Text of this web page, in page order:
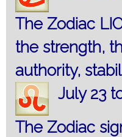
The Zodiac
the strength,
authority,
July 23
The Zodiac